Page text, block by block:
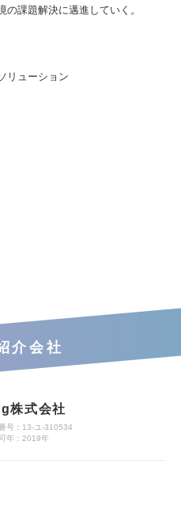
課題解決に邁進していく。
リューション
介会社
株式会社
号：13-ユ-310534
年：2019年